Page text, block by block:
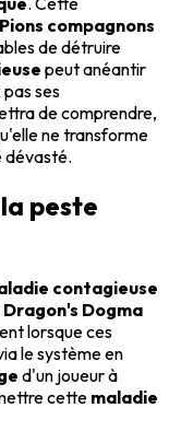
Pions compagnons
de détruire
peut anéantir
ses
de comprendre,
ne transforme
dévasté.
peste
contagieuse
Dragon's Dogma
lorsque ces
le système en
d'un joueur à
cette maladie